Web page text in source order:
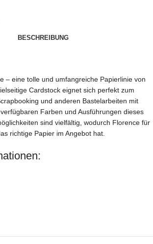
BESCHREIBUNG
– eine tolle und umfangreiche Papierlinie von
Cardstock eignet sich perfekt zum
und anderen Bastelarbeiten mit
Farben und Ausführungen dieses
sind vielfältig, wodurch Florence für
richtige Papier im Angebot hat.